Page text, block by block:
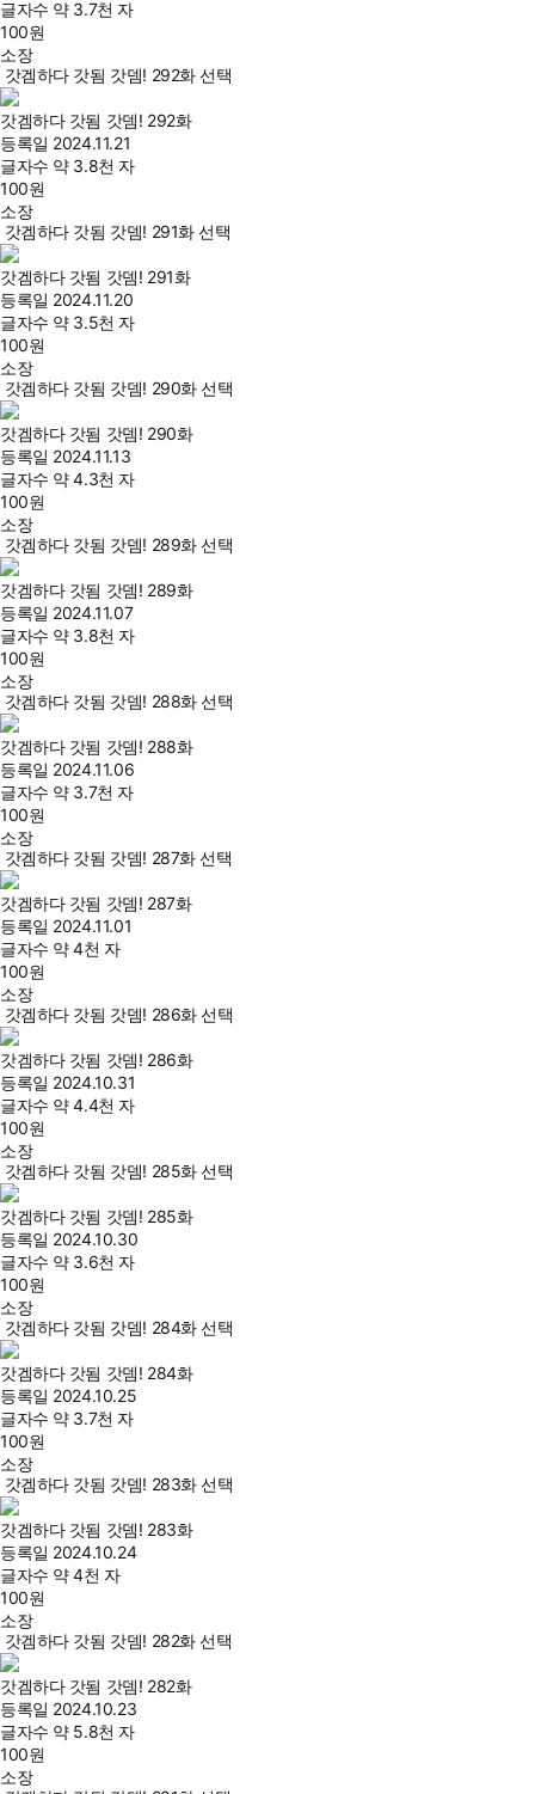
글자수 약 3.7천 자
100원
소장
갓겜하다 갓됨 갓뎀! 292화 선택
갓겜하다 갓됨 갓뎀! 292화
등록일 2024.11.21
글자수 약 3.8천 자
100원
소장
갓겜하다 갓됨 갓뎀! 291화 선택
갓겜하다 갓됨 갓뎀! 291화
등록일 2024.11.20
글자수 약 3.5천 자
100원
소장
갓겜하다 갓됨 갓뎀! 290화 선택
갓겜하다 갓됨 갓뎀! 290화
등록일 2024.11.13
글자수 약 4.3천 자
100원
소장
갓겜하다 갓됨 갓뎀! 289화 선택
갓겜하다 갓됨 갓뎀! 289화
등록일 2024.11.07
글자수 약 3.8천 자
100원
소장
갓겜하다 갓됨 갓뎀! 288화 선택
갓겜하다 갓됨 갓뎀! 288화
등록일 2024.11.06
글자수 약 3.7천 자
100원
소장
갓겜하다 갓됨 갓뎀! 287화 선택
갓겜하다 갓됨 갓뎀! 287화
등록일 2024.11.01
글자수 약 4천 자
100원
소장
갓겜하다 갓됨 갓뎀! 286화 선택
갓겜하다 갓됨 갓뎀! 286화
등록일 2024.10.31
글자수 약 4.4천 자
100원
소장
갓겜하다 갓됨 갓뎀! 285화 선택
갓겜하다 갓됨 갓뎀! 285화
등록일 2024.10.30
글자수 약 3.6천 자
100원
소장
갓겜하다 갓됨 갓뎀! 284화 선택
갓겜하다 갓됨 갓뎀! 284화
등록일 2024.10.25
글자수 약 3.7천 자
100원
소장
갓겜하다 갓됨 갓뎀! 283화 선택
갓겜하다 갓됨 갓뎀! 283화
등록일 2024.10.24
글자수 약 4천 자
100원
소장
갓겜하다 갓됨 갓뎀! 282화 선택
갓겜하다 갓됨 갓뎀! 282화
등록일 2024.10.23
글자수 약 5.8천 자
100원
소장